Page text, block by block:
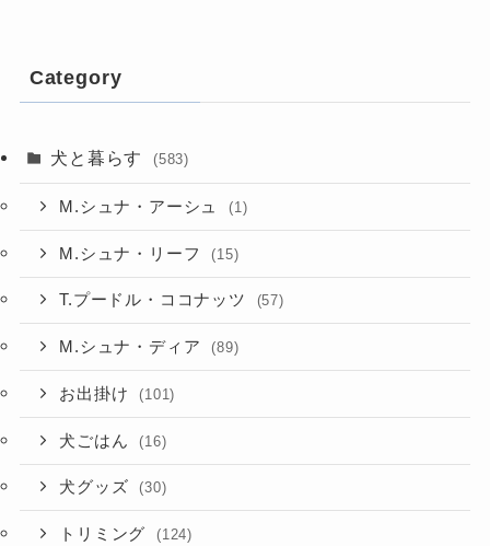
Category
犬と暮らす (583)
M.シュナ・アーシュ (1)
M.シュナ・リーフ (15)
T.プードル・ココナッツ (57)
M.シュナ・ディア (89)
お出掛け (101)
犬ごはん (16)
犬グッズ (30)
トリミング (124)